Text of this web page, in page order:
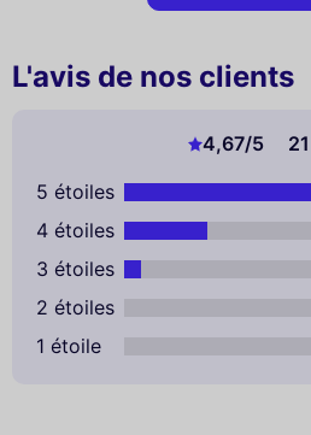
L'avis de nos clients
4,67/5
5 étoiles
4 étoiles
3 étoiles
2 étoiles
1 étoile